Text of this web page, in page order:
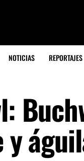
NOTICIAS REPORTAJES
y